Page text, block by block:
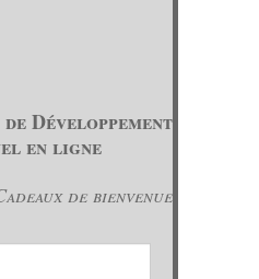
Développement
en ligne
de bienvenue